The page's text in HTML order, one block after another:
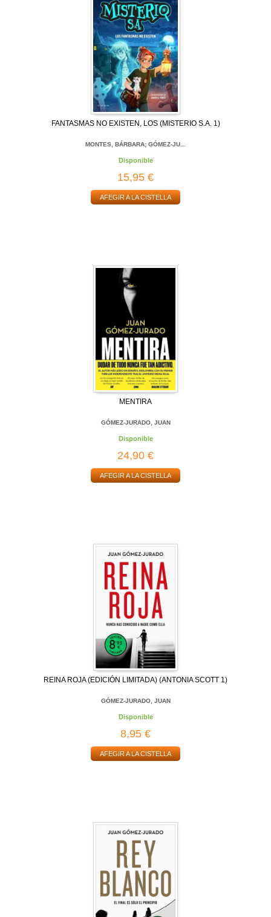
FANTASMAS NO EXISTEN, LOS (MISTERIO S.A. 1)
MONTES, BÁRBARA; GÓMEZ-JU...
Disponible
15,95 €
AFEGIR A LA CISTELLA
MENTIRA
GÓMEZ-JURADO, JUAN
Disponible
24,90 €
AFEGIR A LA CISTELLA
REINA ROJA (EDICIÓN LIMITADA) (ANTONIA SCOTT 1)
GÓMEZ-JURADO, JUAN
Disponible
8,95 €
AFEGIR A LA CISTELLA